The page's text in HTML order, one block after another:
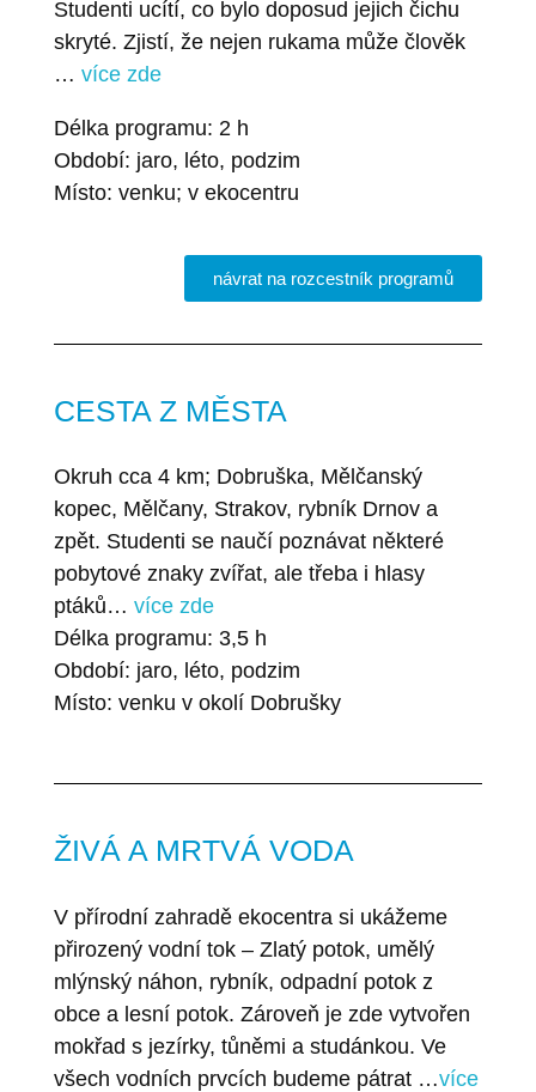
Studenti ucítí, co bylo doposud jejich čichu
skryté. Zjistí, že nejen rukama může člověk
… více zde
Délka programu: 2 h
Období: jaro, léto, podzim
Místo: venku; v ekocentru
návrat na rozcestník programů
CESTA Z MĚSTA
Okruh cca 4 km; Dobruška, Mělčanský
kopec, Mělčany, Strakov, rybník Drnov a
zpět. Studenti se naučí poznávat některé
pobytové znaky zvířat, ale třeba i hlasy
ptáků… více zde
Délka programu: 3,5 h
Období: jaro, léto, podzim
Místo: venku v okolí Dobrušky
ŽIVÁ A MRTVÁ VODA
V přírodní zahradě ekocentra si ukážeme
přirozený vodní tok – Zlatý potok, umělý
mlýnský náhon, rybník, odpadní potok z
obce a lesní potok. Zároveň je zde vytvořen
mokřad s jezírky, tůněmi a studánkou. Ve
všech vodních prvcích budeme pátrat …více